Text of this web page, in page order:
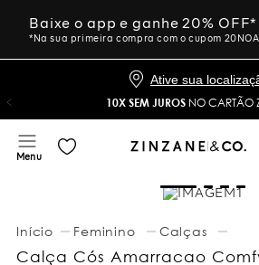
Baixe o app e ganhe 20% OFF*
*Na sua primeira compra com o cupom
Ative sua
10X SEM JUROS NO CARTÃO
Feminino Calças
Calça Cós Amarracao